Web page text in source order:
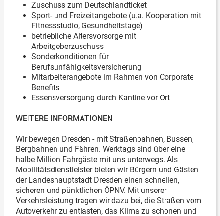
Zuschuss zum Deutschlandticket
Sport- und Freizeitangebote (u.a. Kooperation mit
Fitnessstudio, Gesundheitstage)
betriebliche Altersvorsorge mit
Arbeitgeberzuschuss
Sonderkonditionen für
Berufsunfähigkeitsversicherung
Mitarbeiterangebote im Rahmen von Corporate
Benefits
Essensversorgung durch Kantine vor Ort
WEITERE INFORMATIONEN
Wir bewegen Dresden - mit Straßenbahnen, Bussen,
Bergbahnen und Fähren. Werktags sind über eine
halbe Million Fahrgäste mit uns unterwegs. Als
Mobilitätsdienstleister bieten wir Bürgern und Gästen
der Landeshauptstadt Dresden einen schnellen,
sicheren und pünktlichen ÖPNV. Mit unserer
Verkehrsleistung tragen wir dazu bei, die Straßen vom
Autoverkehr zu entlasten, das Klima zu schonen und